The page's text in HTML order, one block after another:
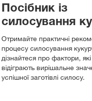
Посібник із
силосування
Отримайте практичні
процесу силосування
дізнайтеся про фактори,
відіграють вирішальне
успішної заготівлі силосу.